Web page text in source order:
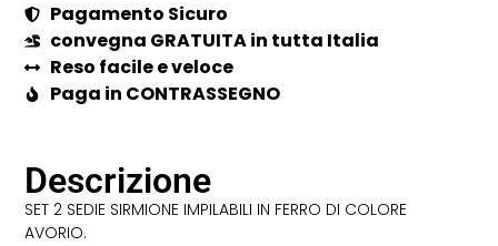
Pagamento Sicuro
convegna GRATUITA in tutta Italia
Reso facile e veloce
Paga in CONTRASSEGNO
Descrizione
SET 2 SEDIE SIRMIONE IMPILABILI IN FERRO DI COLORE
AVORIO.